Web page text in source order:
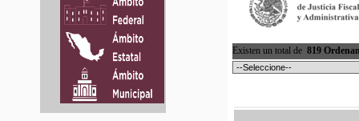
Existen un total de 819